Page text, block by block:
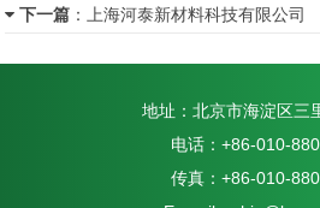
下一篇 ： 上海河泰新材料科技有限公司
地址：北京市海淀区三
电话：+86-010-
传真：+86-010-